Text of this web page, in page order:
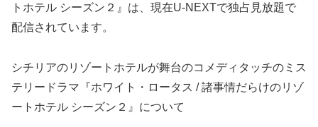
トホテル シーズン２』は、現在U-NEXTで独占見放題で
配信されています。
シチリアのリゾートホテルが舞台のコメディタッチのミス
テリードラマ『ホワイト・ロータス / 諸事情だらけのリゾ
ートホテル シーズン２』について